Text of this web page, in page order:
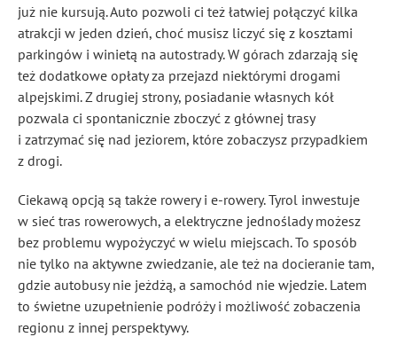
już nie kursują. Auto pozwoli ci też łatwiej połączyć kilka
atrakcji w jeden dzień, choć musisz liczyć się z kosztami
parkingów i winietą na autostrady. W górach zdarzają się
też dodatkowe opłaty za przejazd niektórymi drogami
alpejskimi. Z drugiej strony, posiadanie własnych kół
pozwala ci spontanicznie zboczyć z głównej trasy
i zatrzymać się nad jeziorem, które zobaczysz przypadkiem
z drogi.
Ciekawą opcją są także rowery i e-rowery. Tyrol inwestuje
w sieć tras rowerowych, a elektryczne jednoślady możesz
bez problemu wypożyczyć w wielu miejscach. To sposób
nie tylko na aktywne zwiedzanie, ale też na docieranie tam,
gdzie autobusy nie jeżdżą, a samochód nie wjedzie. Latem
to świetne uzupełnienie podróży i możliwość zobaczenia
regionu z innej perspektywy.